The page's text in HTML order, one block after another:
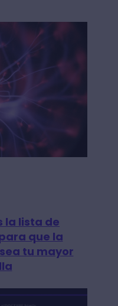
la lista de
que la
tu mayor